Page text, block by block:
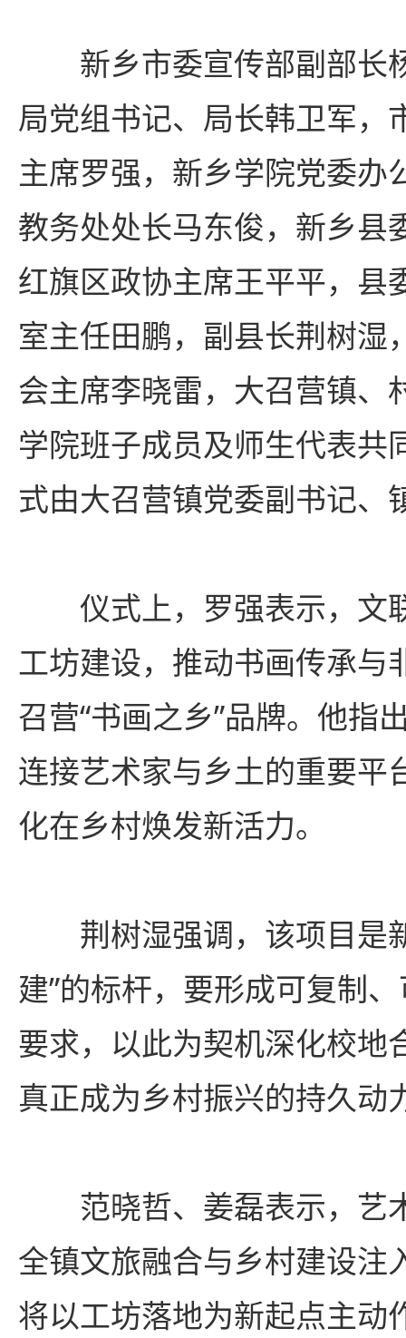
新乡市委宣传部副部长
局党组书记、局长韩卫军，
主席罗强，新乡学院党委办
教务处处长马东俊，新乡县
红旗区政协主席王平平，县
室主任田鹏，副县长荆树湿
会主席李晓雷，大召营镇、
学院班子成员及师生代表共
式由大召营镇党委副书记、
仪式上，罗强表示，文
工坊建设，推动书画传承与
召营“书画之乡”品牌。他指
连接艺术家与乡土的重要平
化在乡村焕发新活力。
荆树湿强调，该项目是
建”的标杆，要形成可复制
要求，以此为契机深化校地
真正成为乡村振兴的持久动
范晓哲、姜磊表示，艺
全镇文旅融合与乡村建设注
将以工坊落地为新起点主动